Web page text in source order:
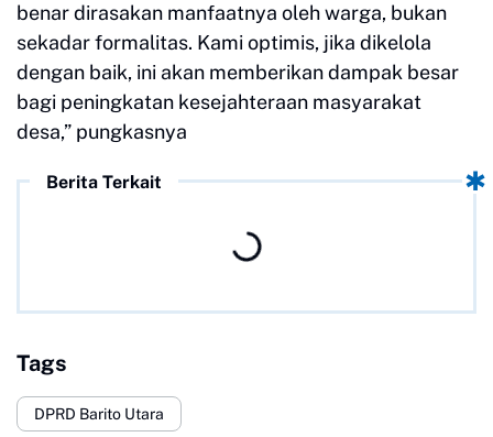
benar dirasakan manfaatnya oleh warga, bukan
sekadar formalitas. Kami optimis, jika dikelola
dengan baik, ini akan memberikan dampak besar
bagi peningkatan kesejahteraan masyarakat
desa,” pungkasnya
Berita Terkait
Tags
DPRD Barito Utara